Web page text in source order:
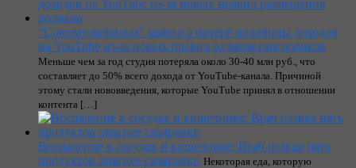
“Союзмультфильм” заявил о потере половины доходов
на YouTube из-за новых правил размещения роликов
Меньше чем за год студия потеряла около 30-40 млн руб., что
составляет до 50% всего дохода от YouTube-канала. Причиной
этому стали нововведения, которые YouTube принял в отношении
контента […]
Воспаление в сосудах и кишечнике: Врач назвал пять
продуктов опаснее газировки Некоторая еда, которую